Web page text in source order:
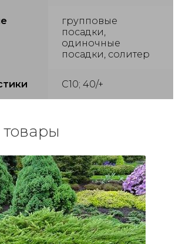
групповые
посадки,
одиночные
посадки, солитер
С10; 40/+